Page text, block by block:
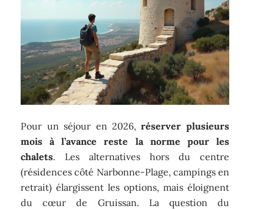
Pour un séjour en 2026,réserver plusieurs
mois à l’avance reste la norme pour les
chalets. Les alternatives hors du centre
(résidences côté Narbonne-Plage, campings en
retrait) élargissent les options, mais éloignent
du cœur de Gruissan. La question du